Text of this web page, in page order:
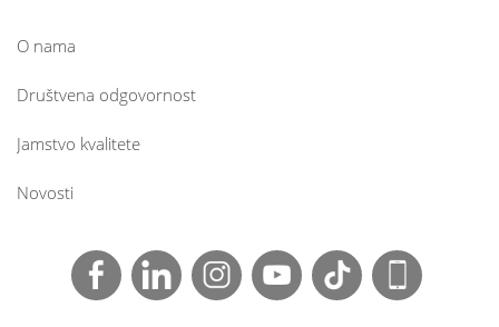
O nama
Društvena odgovornost
Jamstvo kvalitete
Novosti